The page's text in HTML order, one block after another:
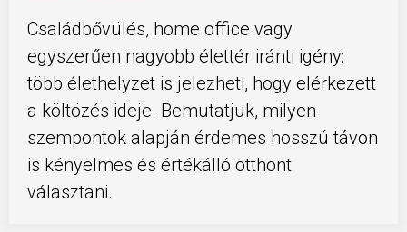
Családbővülés, home office vagy
egyszerűen nagyobb élettér iránti igény:
több élethelyzet is jelezheti, hogy elérkezett
a költözés ideje. Bemutatjuk, milyen
szempontok alapján érdemes hosszú távon
is kényelmes és értékálló otthont
választani.